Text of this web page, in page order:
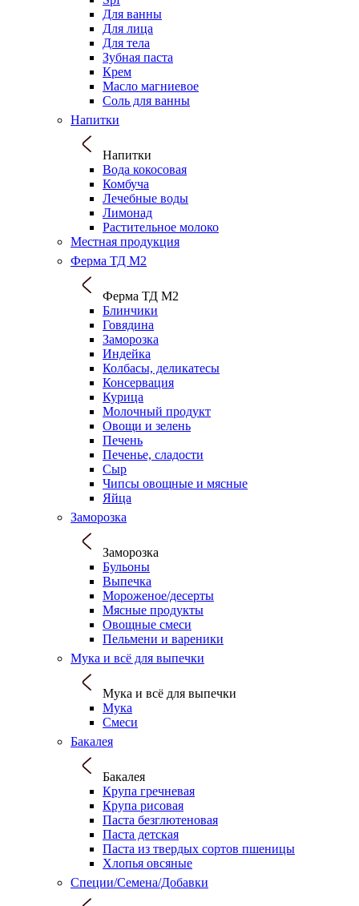
Для ванны
Для лица
Для тела
Зубная паста
Крем
Масло магниевое
Соль для ванны
Напитки
Напитки
Вода кокосовая
Комбуча
Лечебные воды
Лимонад
Растительное молоко
Местная продукция
Ферма ТД М2
Ферма ТД М2
Блинчики
Говядина
Заморозка
Индейка
Колбасы, деликатесы
Консервация
Курица
Молочный продукт
Овощи и зелень
Печень
Печенье, сладости
Сыр
Чипсы овощные и мясные
Яйца
Заморозка
Заморозка
Бульоны
Выпечка
Мороженое/десерты
Мясные продукты
Овощные смеси
Пельмени и вареники
Мука и всё для выпечки
Мука и всё для выпечки
Мука
Смеси
Бакалея
Бакалея
Крупа гречневая
Крупа рисовая
Паста безглютеновая
Паста детская
Паста из твердых сортов пшеницы
Хлопья овсяные
Специи/Семена/Добавки